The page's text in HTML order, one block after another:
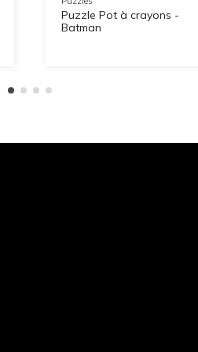
Puzzle Pot à crayons -
Batman